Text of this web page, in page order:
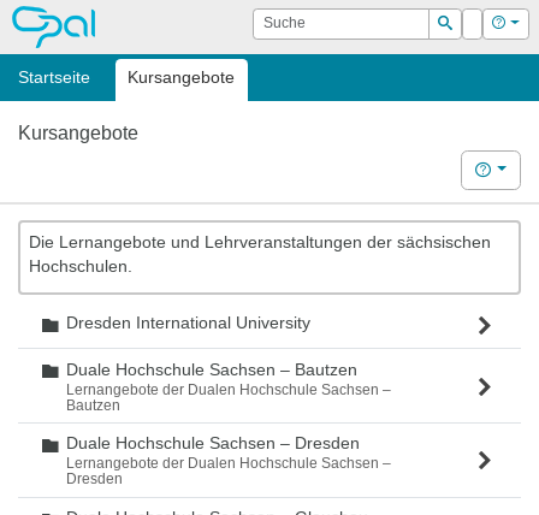
OPAL Suche
Suchen
Login Hilfe
Startseite Kursangebote
Kursangebote
Hilfe
Die Lernangebote und Lehrveranstaltungen der sächsischen
Hochschulen.
Ordner
Dresden International University
Ordner
Duale Hochschule Sachsen – Bautzen
Lernangebote der Dualen Hochschule Sachsen –
Bautzen
Ordner
Duale Hochschule Sachsen – Dresden
Lernangebote der Dualen Hochschule Sachsen –
Dresden